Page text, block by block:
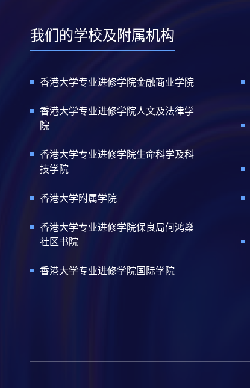
我们的学校及附属机构
香港大学专业进修学院金融商业学院
香港大学专业进修学院人文及法律学
院
香港大学专业进修学院生命科学及科
技学院
香港大学附属学院
香港大学专业进修学院保良局何鸿燊
社区书院
香港大学专业进修学院国际学院